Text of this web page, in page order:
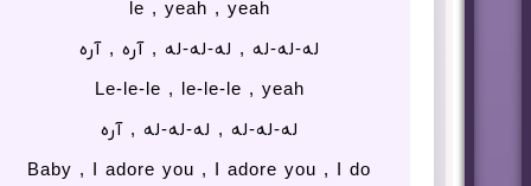
le , yeah , yeah
له-له-له , له-له-له , آره , آره
Le-le-le , le-le-le , yeah
له-له-له , له-له-له , آره
Baby , I adore you , I adore you , I do